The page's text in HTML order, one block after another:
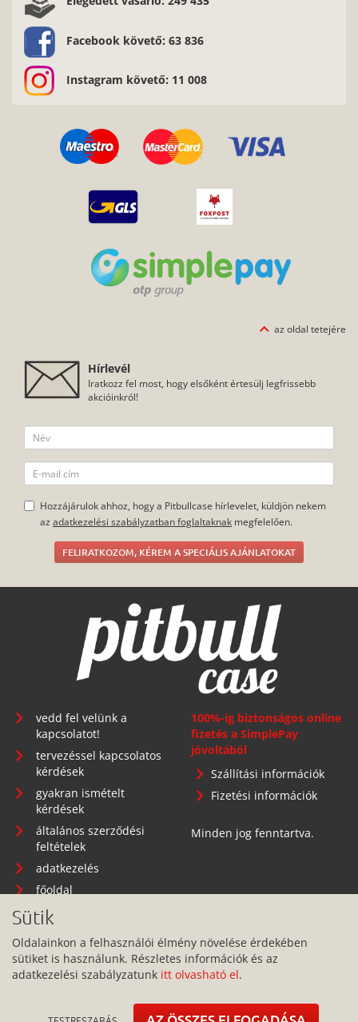
Iratkozz fel most, hogy elsőként értesülj legfrissebb
akcióinkról!
Hozzájárulok ahhoz, hogy a Pitbullcase hírlevelet, küldjön nekem
azadatkezelési szabályzatban foglaltaknakmegfelelően.
kapcsolatot!
tervezéssel kapcsolatos
kérdések
gyakran ismételt
kérdések
általános szerződési
feltételek
adatkezelés
főoldal
fizetés a SimplePay
jóvoltából
Szállítási információk
Fizetési információk
Telephely: 1134 Budapest, Angyalföldi út 25.
info@pitbullcase.hu
+36706364305
Sütik
Oldalainkon a felhasználói élmény növelése érdekében
sütiket is használunk. Részletes információk és az
adatkezelési szabályzatunk itt olvasható el.